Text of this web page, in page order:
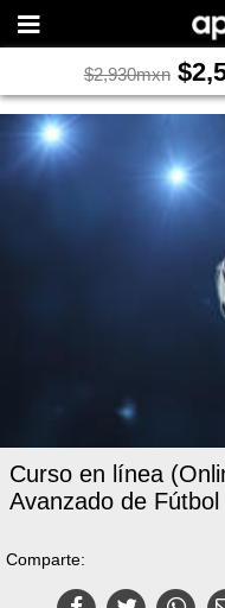
$2,930mxn $
Curso en línea
Avanzado de Fútbol
Comparte: